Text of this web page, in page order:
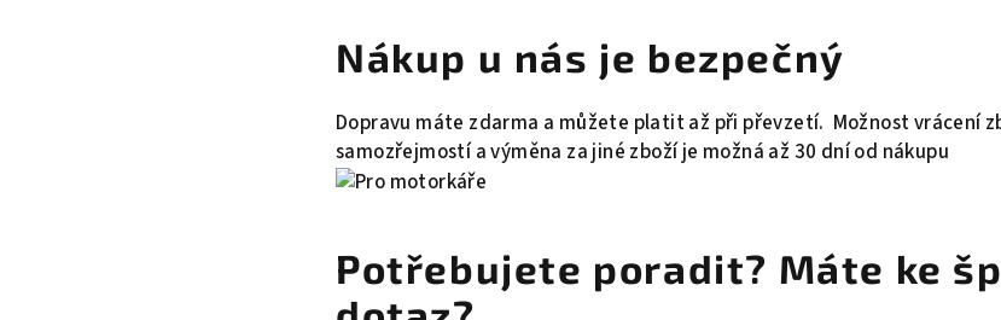
Nákup u nás je bezpečný
Dopravu máte zdarma a můžete platit až při převzetí. Možnost vrácení
samozřejmostí a výměna za jiné zboží je možná až 30 dní od nákupu
Potřebujete poradit? Máte ke